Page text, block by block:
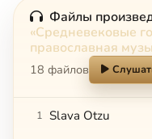
Файлы
«Средневековые
православная
18 файлов
1 Slava Otzu